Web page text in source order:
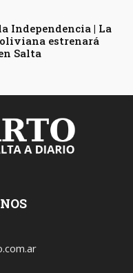
Independencia | La
estrenará
Salta